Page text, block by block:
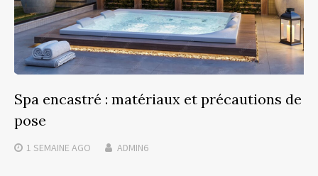
Spa encastré : matériaux et précautions de
pose
1 SEMAINE AGO ADMIN6